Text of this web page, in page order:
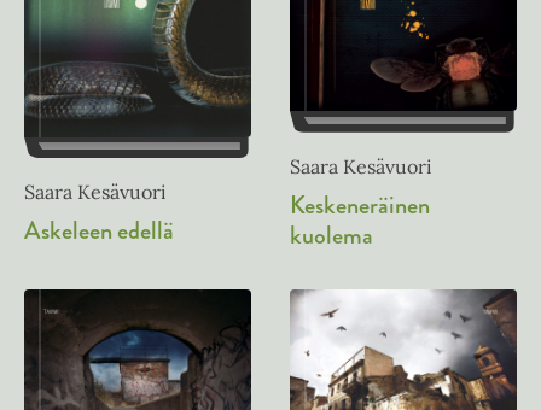
Saara Kesävuori
Askeleen edellä
Saara Kesävuori
Keskeneräinen
kuolema